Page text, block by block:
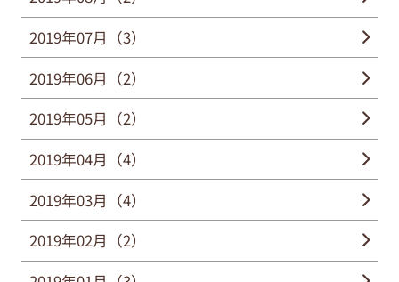
2019年07月（3）
2019年06月（2）
2019年05月（2）
2019年04月（4）
2019年03月（4）
2019年02月（2）